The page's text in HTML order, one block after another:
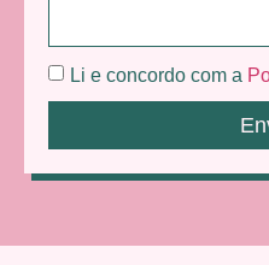
Li e concordo com a